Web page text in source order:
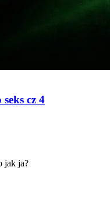
cz 4
jak ja?